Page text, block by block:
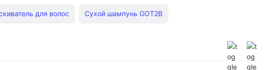
для волос Сухой шампунь GOT2B
для волос в ампулах Шампунь для блондинок от желтизны